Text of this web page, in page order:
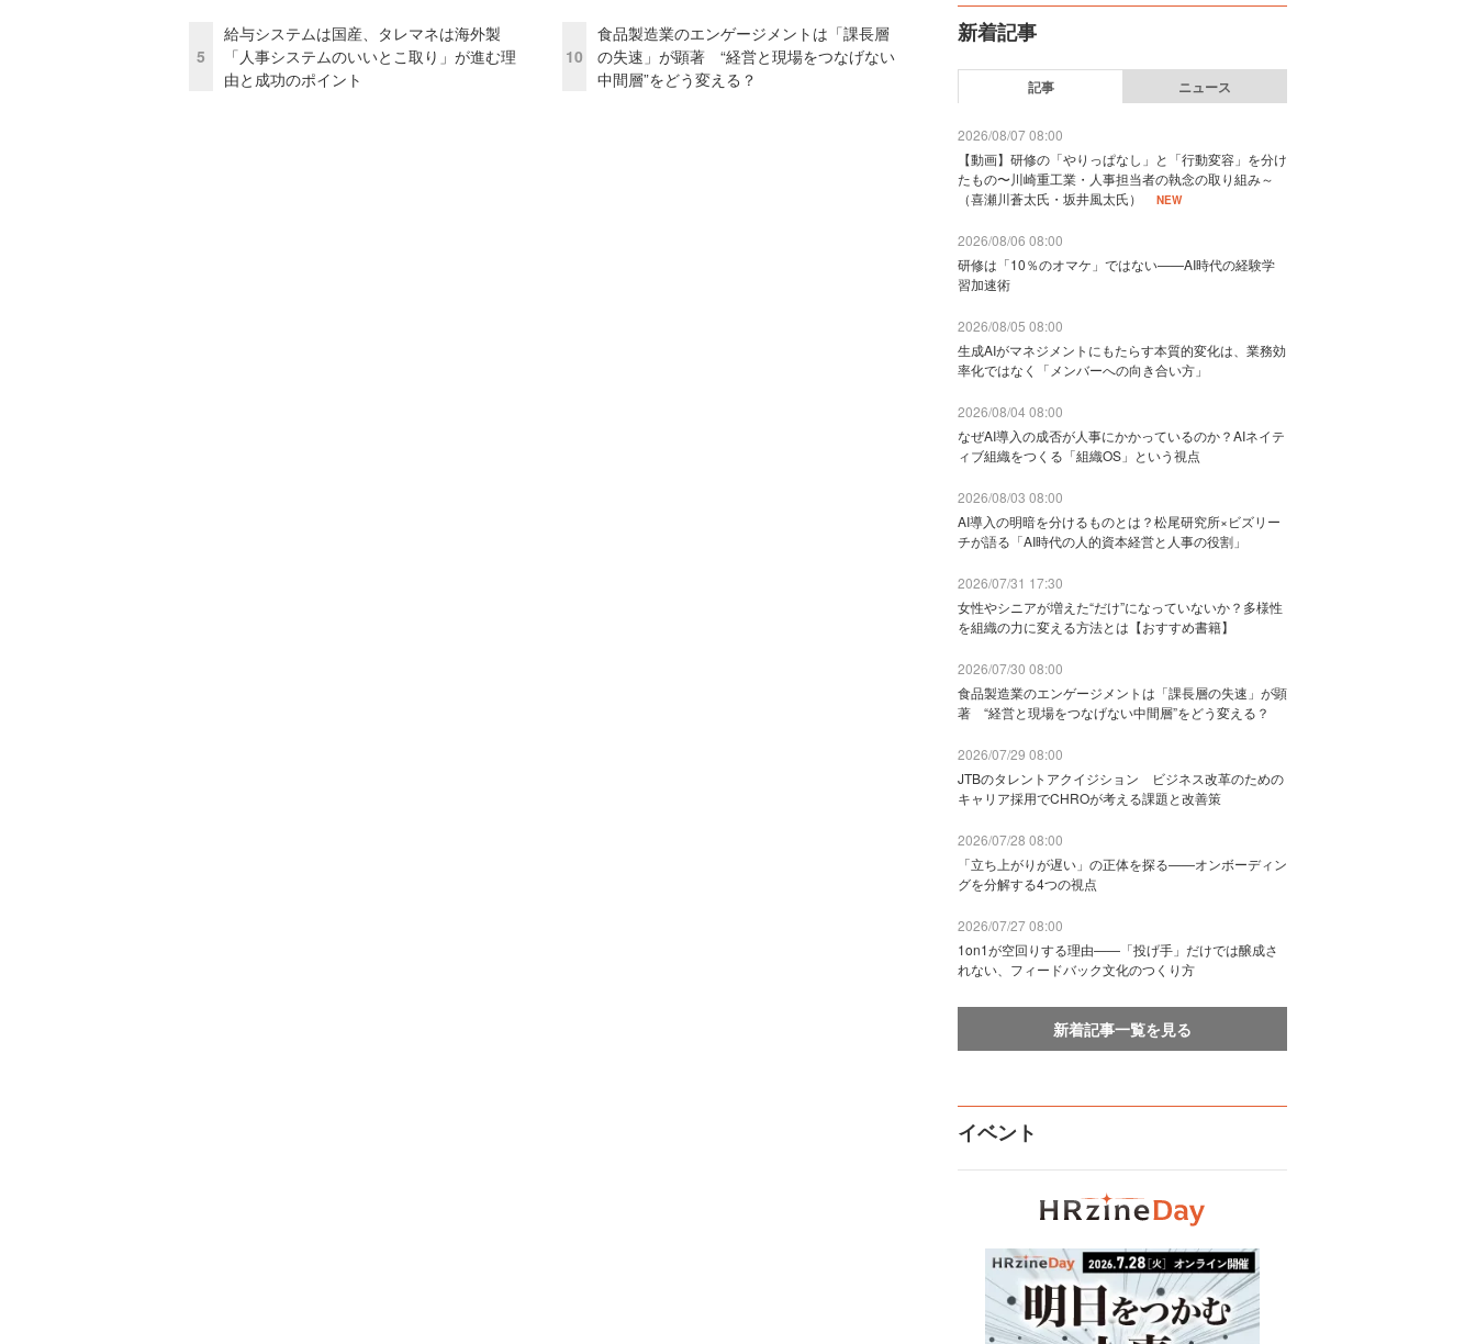
5
給与システムは国産、タレマネは海外製
「人事システムのいいとこ取り」が進む理
由と成功のポイント
10
食品製造業のエンゲージメントは「課長層
の失速」が顕著 “経営と現場をつなげない
中間層”をどう変える？
新着記事
記事 ニュース
2026/08/07 08:00
【動画】研修の「やりっぱなし」と「行動変容」を分け
たもの〜川崎重工業・人事担当者の執念の取り組み～
（喜瀬川蒼太氏・坂井風太氏）
NEW
2026/08/06 08:00
研修は「10％のオマケ」ではない——AI時代の経験学
習加速術
2026/08/05 08:00
生成AIがマネジメントにもたらす本質的変化は、業務効
率化ではなく「メンバーへの向き合い方」
2026/08/04 08:00
なぜAI導入の成否が人事にかかっているのか？AIネイテ
ィブ組織をつくる「組織OS」という視点
2026/08/03 08:00
AI導入の明暗を分けるものとは？松尾研究所×ビズリー
チが語る「AI時代の人的資本経営と人事の役割」
2026/07/31 17:30
女性やシニアが増えた“だけ”になっていないか？多様性
を組織の力に変える方法とは【おすすめ書籍】
2026/07/30 08:00
食品製造業のエンゲージメントは「課長層の失速」が顕
著 “経営と現場をつなげない中間層”をどう変える？
2026/07/29 08:00
JTBのタレントアクイジション ビジネス改革のための
キャリア採用でCHROが考える課題と改善策
2026/07/28 08:00
「立ち上がりが遅い」の正体を探る——オンボーディン
グを分解する4つの視点
2026/07/27 08:00
1on1が空回りする理由——「投げ手」だけでは醸成さ
れない、フィードバック文化のつくり方
新着記事一覧を見る
イベント